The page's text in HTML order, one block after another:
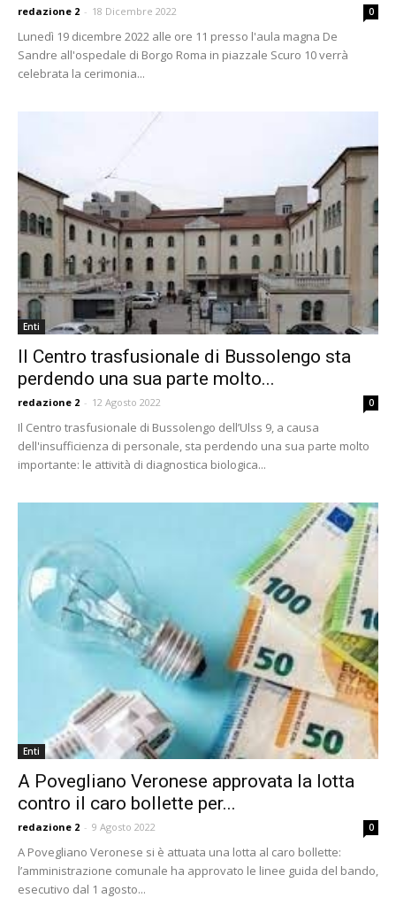
redazione 2 - 18 Dicembre 2022 0
Lunedì 19 dicembre 2022 alle ore 11 presso l'aula magna De
Sandre all'ospedale di Borgo Roma in piazzale Scuro 10 verrà
celebrata la cerimonia...
Enti
Il Centro trasfusionale di Bussolengo sta
perdendo una sua parte molto...
redazione 2 - 12 Agosto 2022 0
Il Centro trasfusionale di Bussolengo dell’Ulss 9, a causa
dell'insufficienza di personale, sta perdendo una sua parte molto
importante: le attività di diagnostica biologica...
Enti
A Povegliano Veronese approvata la lotta
contro il caro bollette per...
redazione 2 - 9 Agosto 2022 0
A Povegliano Veronese si è attuata una lotta al caro bollette:
l’amministrazione comunale ha approvato le linee guida del bando,
esecutivo dal 1 agosto...